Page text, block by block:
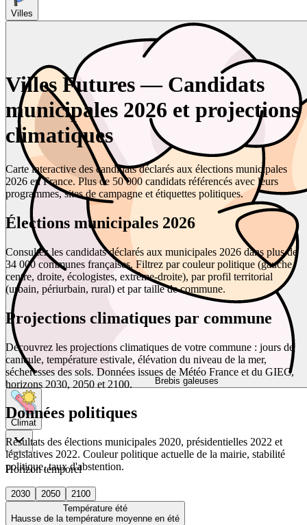
Villes
Brebis galeuses
Climat
Horizon temporel
2030 2050
2100
Température été
Hausse de la température moyenne en été
Villes Futures — Candidats
municipales 2026 et projections
climatiques
Carte interactive des candidats déclarés aux élections municipales
2026 en France. Plus de 50 000 candidats référencés avec leurs
programmes, sites de campagne et étiquettes politiques.
Élections municipales 2026
Consultez les candidats déclarés aux municipales 2026 dans plus de
34 000 communes françaises. Filtrez par couleur politique (gauche,
centre, droite, écologistes, extrême-droite), par profil territorial
(urbain, périurbain, rural) et par taille de commune.
Projections climatiques par commune
Découvrez les projections climatiques de votre commune : jours de
canicule, température estivale, élévation du niveau de la mer,
sécheresses des sols. Données issues de Météo France et du GIEC,
horizons 2030, 2050 et 2100.
Données politiques
Résultats des élections municipales 2020, présidentielles 2022 et
législatives 2022. Couleur politique actuelle de la mairie, stabilité
politique, taux d'abstention.